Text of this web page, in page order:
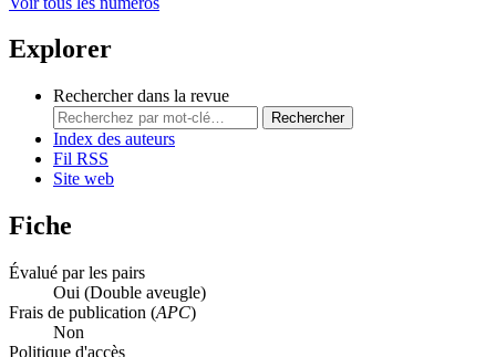
Explorer
Rechercher dans la revue
Rechercher
Index des auteurs
Fil RSS
Site web
Fiche
Évalué par les pairs
Oui (Double aveugle)
Frais de publication (APC)
Non
Politique d'accès